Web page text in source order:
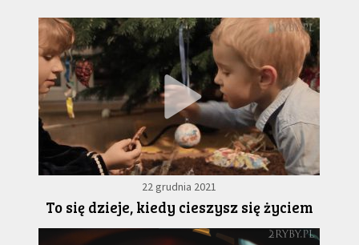
22 grudnia 2021
To się dzieje, kiedy cieszysz się życiem